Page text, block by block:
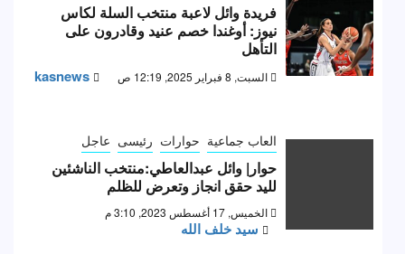
فريدة وائل لاعبة منتخب السلة لكاس
نيوز: أوغندا خصم عنيد وقادرون على
التأهل
السبت, 8 فبراير 2025, 12:19 ص kasnews
العاب جماعية حوارات رئيسى عاجل
حوار| وائل عبدالعاطي:منتخب الناشئين
لليد حقق انجاز وتعرض للظلم
الخميس, 17 أغسطس 2023, 3:10 م
سيد خلف الله